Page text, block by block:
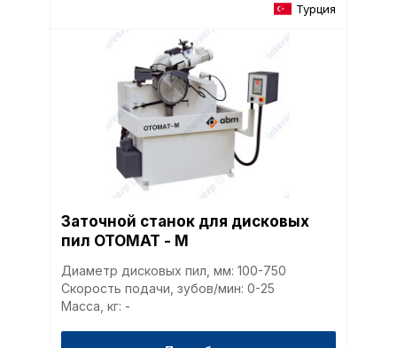
Турция
Заточной станок для дисковых
пил OTOMAT - М
Диаметр дисковых пил, мм: 100-750
Скорость подачи, зубов/мин: 0-25
Масса, кг: -